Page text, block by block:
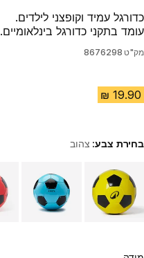
כדורגל עמיד וקופצני לילדים.
עומד בתקני כדורגל בינלאומיים.
מק"ט 8676298
בחירת צבע: צהוב
Choose a variant